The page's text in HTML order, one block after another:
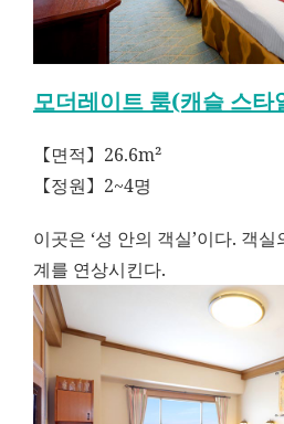
모더레이트 룸(캐슬 스타
【면적】26.6m²
【정원】2~4명
이곳은 ‘성 안의 객실’이다. 객
계를 연상시킨다.